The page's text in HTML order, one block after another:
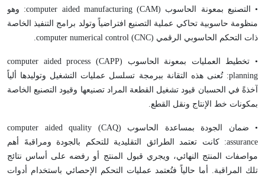
• التصنيع بمعونة الحاسوب (CAM
)
computer aided manufacturing: وهو
منظومة حاسوبية تحاكي عملية التصنيع افتراضياً وتولد برامج التنفيذ الخاصة
ذات التحكم الحاسوبي الرقمي (CNC
)
computer numerical control
.
• تخطيط العمليات بمعونة الحاسوب (CAPP
)
computer aided process
planning: تُعنى هذه التقانة ببرمجة تسلسل عمليات التشغيل وتوليدها ألياً
آخذةً في الحسبان قيود تشغيل القطعة المراد تصنيعها وقيود التصنيع الخاصة
بمكونات خط الإنتاج ونقل القطع.
• ضمان الجودة بمساعدة الحاسوب (CAQ
)
computer aided quality
assurance: كانت تعتمد الطرائق التقليدية للتحكم بالجودة ومراقبةَ أهم
مواصفات المنتج النهائي، ويجري قبول المنتج أو رفضه على أساس نتائج
تلك المراقبة. أما حالياً فتُعتمد عمليات التحكم الإحصائي باستخدام أدوات